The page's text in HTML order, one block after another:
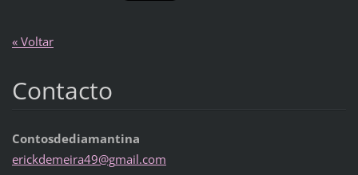
« Voltar
Contacto
Contosdediamantina
erickdemeira49@gmail.com